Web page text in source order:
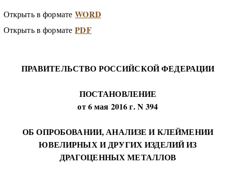
Открыть в форматеWORD
Открыть в форматеPDF
ПРАВИТЕЛЬСТВО РОССИЙСКОЙ ФЕДЕРАЦИИ
ПОСТАНОВЛЕНИЕ
от 6 мая 2016 г. N 394
ОБ ОПРОБОВАНИИ, АНАЛИЗЕ И КЛЕЙМЕНИИ
ЮВЕЛИРНЫХ И ДРУГИХ ИЗДЕЛИЙ ИЗ
ДРАГОЦЕННЫХ МЕТАЛЛОВ